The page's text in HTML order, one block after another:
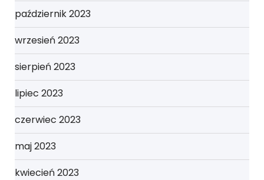
październik 2023
wrzesień 2023
sierpień 2023
lipiec 2023
czerwiec 2023
maj 2023
kwiecień 2023